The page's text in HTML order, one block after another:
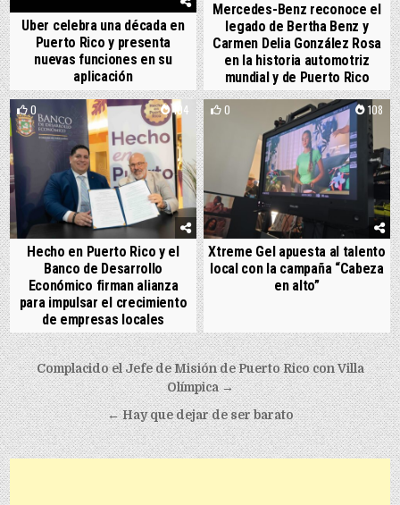
Uber celebra una década en
Puerto Rico y presenta
nuevas funciones en su
aplicación
Mercedes-Benz reconoce el
legado de Bertha Benz y
Carmen Delia González Rosa
en la historia automotriz
mundial y de Puerto Rico
0 104
Hecho en Puerto Rico y el
Banco de Desarrollo
Económico firman alianza
para impulsar el crecimiento
de empresas locales
0 108
Xtreme Gel apuesta al talento
local con la campaña “Cabeza
en alto”
Post navigation
Complacido el Jefe de Misión de Puerto Rico con Villa
Olímpica →
← Hay que dejar de ser barato